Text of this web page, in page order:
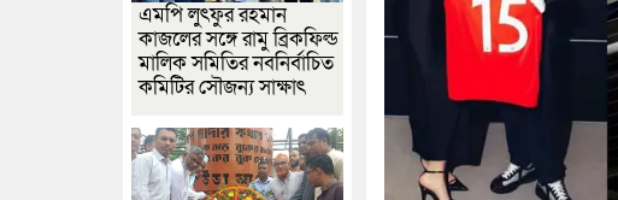
এমপি লুৎফুর রহমান
কাজলের সঙ্গে রামু ব্রিকফিল্ড
মালিক সমিতির নবনির্বাচিত
কমিটির সৌজন্য সাক্ষাৎ